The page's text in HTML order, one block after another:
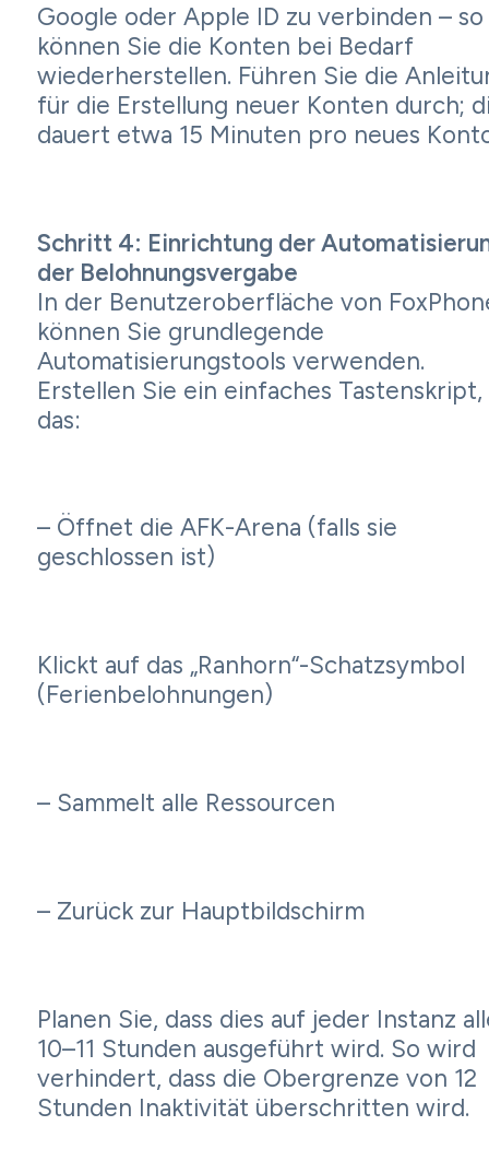
Google oder Apple ID zu verbinden – so
können Sie die Konten bei Bedarf
wiederherstellen. Führen Sie die
für die Erstellung neuer Konten durch;
dauert etwa 15 Minuten pro neues
Schritt 4: Einrichtung der
der Belohnungsvergabe
In der Benutzeroberfläche von
können Sie grundlegende
Automatisierungstools verwenden.
Erstellen Sie ein einfaches Tastenskript,
das:
– Öffnet die AFK-Arena (falls sie
geschlossen ist)
Klickt auf das „Ranhorn“-Schatzsymbol
(Ferienbelohnungen)
– Sammelt alle Ressourcen
– Zurück zur Hauptbildschirm
Planen Sie, dass dies auf jeder Instanz
10–11 Stunden ausgeführt wird. So wird
verhindert, dass die Obergrenze von 12
Stunden Inaktivität überschritten wird.